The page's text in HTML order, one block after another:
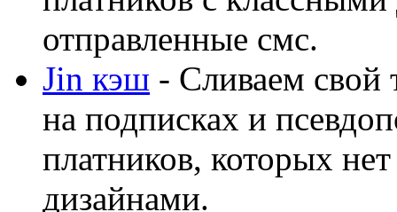
отправленные смс.
Jin кэш - Сливаем свой
на подписках и
платников, которых
дизайнами.